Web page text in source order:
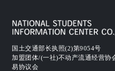
国土交通部长执照(2)第9054号
加盟团体/(一社)不动产流通经营协
易协议会